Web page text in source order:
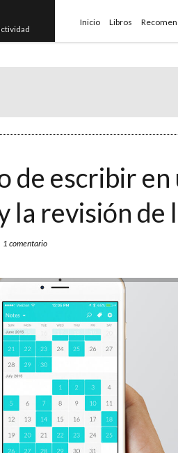
Inicio Libros
de escribir en
la revisión de
1 comentario